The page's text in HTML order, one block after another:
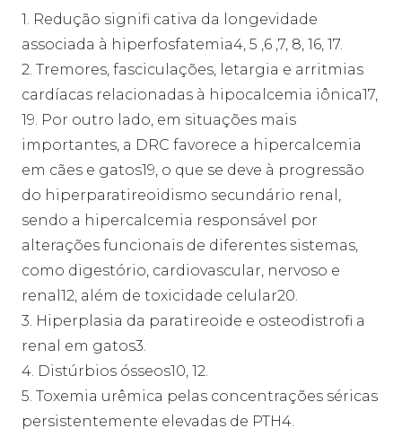
1. Redução signifi cativa da longevidade
associada à hiperfosfatemia4, 5 ,6 ,7, 8, 16, 17.
2. Tremores, fasciculações, letargia e arritmias
cardíacas relacionadas à hipocalcemia iônica17,
19. Por outro lado, em situações mais
importantes, a DRC favorece a hipercalcemia
em cães e gatos19, o que se deve à progressão
do hiperparatireoidismo secundário renal,
sendo a hipercalcemia responsável por
alterações funcionais de diferentes sistemas,
como digestório, cardiovascular, nervoso e
renal12, além de toxicidade celular20.
3. Hiperplasia da paratireoide e osteodistrofi a
renal em gatos3.
4. Distúrbios ósseos10, 12.
5. Toxemia urêmica pelas concentrações séricas
persistentemente elevadas de PTH4.